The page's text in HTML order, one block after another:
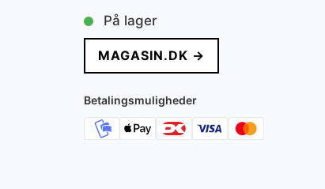
På lager
MAGASIN.DK →
Betalingsmuligheder